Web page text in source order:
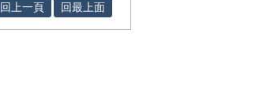
回上一頁 回最上面